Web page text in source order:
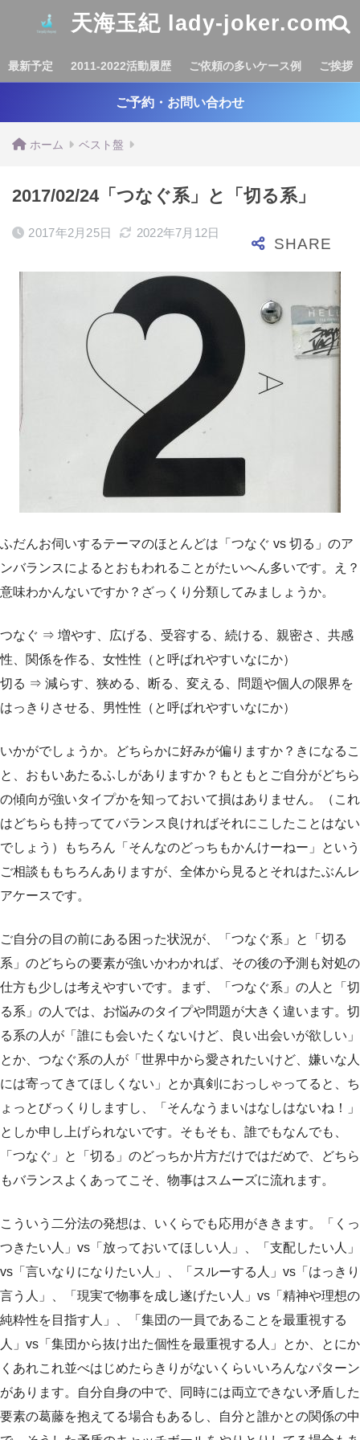
天海玉紀 lady-joker.com
最新予定 2011-2022活動履歴 ご依頼の多いケース例 ご挨拶
ご予約・お問い合わせ
ホーム ベスト盤
2017/02/24「つなぐ系」と「切る系」
2017年2月25日 2022年7月12日
ふだんお伺いするテーマのほとんどは「つなぐ vs 切る」のア
ンバランスによるとおもわれることがたいへん多いです。え？
意味わかんないですか？ざっくり分類してみましょうか。
つなぐ ⇒ 増やす、広げる、受容する、続ける、親密さ、共感
性、関係を作る、女性性（と呼ばれやすいなにか）
切る ⇒ 減らす、狭める、断る、変える、問題や個人の限界を
はっきりさせる、男性性（と呼ばれやすいなにか）
いかがでしょうか。どちらかに好みが偏りますか？きになるこ
と、おもいあたるふしがありますか？もともとご自分がどちら
の傾向が強いタイプかを知っておいて損はありません。（これ
はどちらも持っててバランス良ければそれにこしたことはない
でしょう）もちろん「そんなのどっちもかんけーねー」という
ご相談ももちろんありますが、全体から見るとそれはたぶんレ
アケースです。
ご自分の目の前にある困った状況が、「つなぐ系」と「切る
系」のどちらの要素が強いかわかれば、その後の予測も対処の
仕方も少しは考えやすいです。まず、「つなぐ系」の人と「切
る系」の人では、お悩みのタイプや問題が大きく違います。切
る系の人が「誰にも会いたくないけど、良い出会いが欲しい」
とか、つなぐ系の人が「世界中から愛されたいけど、嫌いな人
には寄ってきてほしくない」とか真剣におっしゃってると、ち
ょっとびっくりしますし、「そんなうまいはなしはないね！」
としか申し上げられないです。そもそも、誰でもなんでも、
「つなぐ」と「切る」のどっちか片方だけではだめで、どちら
もバランスよくあってこそ、物事はスムーズに流れます。
こういう二分法の発想は、いくらでも応用がききます。「くっ
つきたい人」vs「放っておいてほしい人」、「支配したい人」
vs「言いなりになりたい人」、「スルーする人」vs「はっきり
言う人」、「現実で物事を成し遂げたい人」vs「精神や理想の
純粋性を目指す人」、「集団の一員であることを最重視する
人」vs「集団から抜け出た個性を最重視する人」とか、とにか
くあれこれ並べはじめたらきりがないくらいいろんなパターン
があります。自分自身の中で、同時には両立できない矛盾した
要素の葛藤を抱えてる場合もあるし、自分と誰かとの関係の中